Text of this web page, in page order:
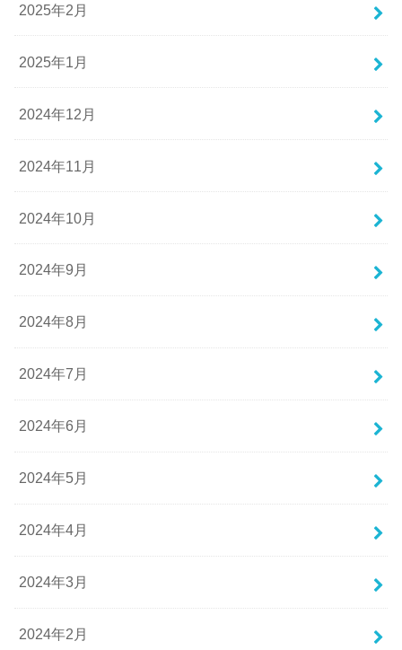
2025年2月
2025年1月
2024年12月
2024年11月
2024年10月
2024年9月
2024年8月
2024年7月
2024年6月
2024年5月
2024年4月
2024年3月
2024年2月